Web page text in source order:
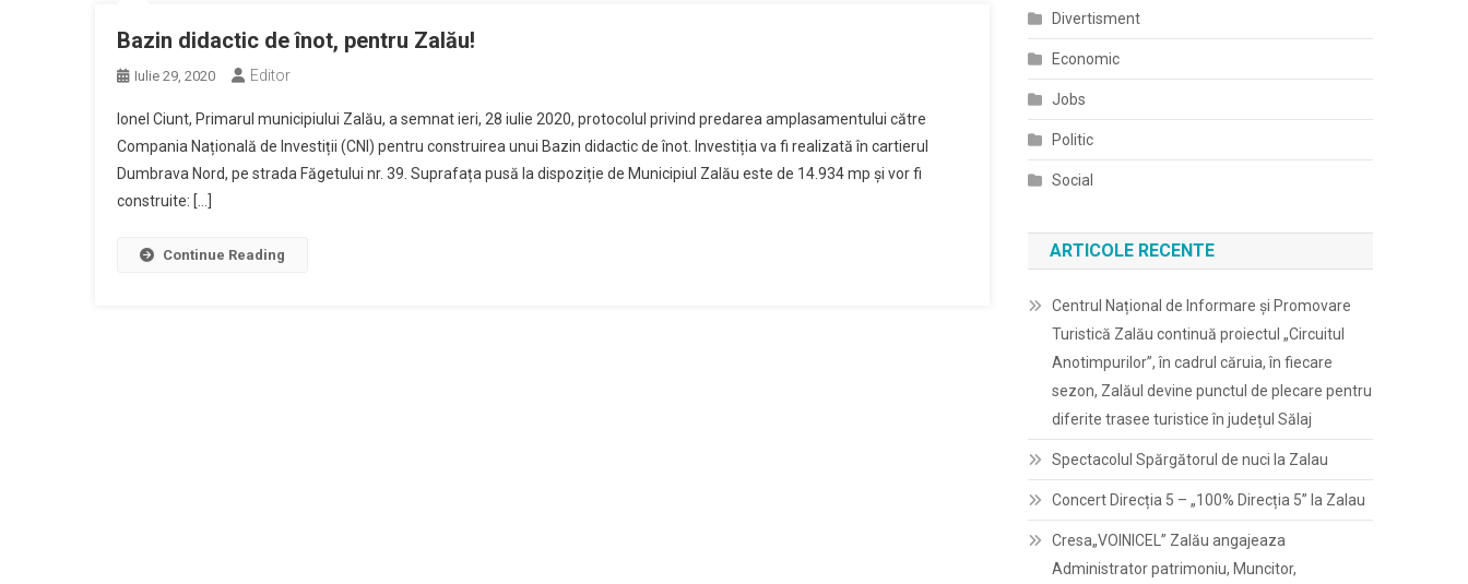
Bazin didactic de înot, pentru Zalău!
Iulie 29, 2020 Editor
Ionel Ciunt, Primarul municipiului Zalău, a semnat ieri, 28 iulie 2020, protocolul privind predarea amplasamentului către
Compania Națională de Investiții (CNI) pentru construirea unui Bazin didactic de înot. Investiția va fi realizată în cartierul
Dumbrava Nord, pe strada Făgetului nr. 39. Suprafața pusă la dispoziție de Municipiul Zalău este de 14.934 mp și vor fi
construite: […]
Continue Reading
Divertisment
Economic
Jobs
Politic
Social
ARTICOLE RECENTE
Centrul Național de Informare și Promovare
Turistică Zalău continuă proiectul „Circuitul
Anotimpurilor”, în cadrul căruia, în fiecare
sezon, Zalăul devine punctul de plecare pentru
diferite trasee turistice în județul Sălaj
Spectacolul Spărgătorul de nuci la Zalau
Concert Direcția 5 – „100% Direcția 5” la Zalau
Cresa„VOINICEL” Zalău angajeaza
Administrator patrimoniu, Muncitor,